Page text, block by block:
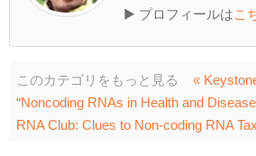
▶ プロフィールはこ
このカテゴリをもっと見る
«
“Noncoding RNAs in Health and
RNA Club: Clues to Non-coding RNA